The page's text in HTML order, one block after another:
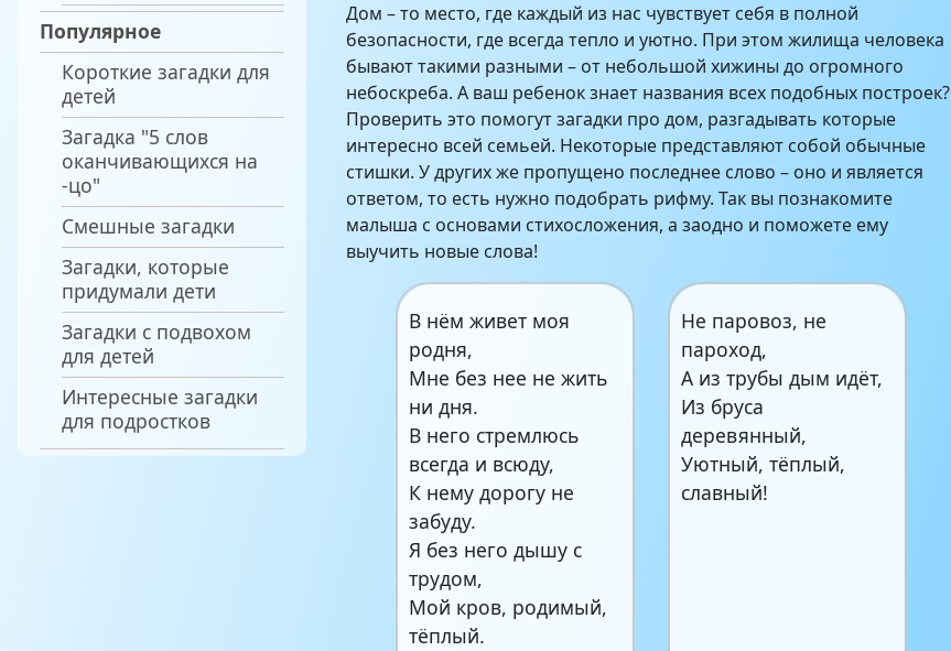
Популярное
Короткие загадки для
детей
Загадка "5 слов
оканчивающихся на
-цо"
Смешные загадки
Загадки, которые
придумали дети
Загадки с подвохом
для детей
Интересные загадки
для подростков
Дом – то место, где каждый из нас чувствует себя в полной
безопасности, где всегда тепло и уютно. При этом жилища человека
бывают такими разными – от небольшой хижины до огромного
небоскреба. А ваш ребенок знает названия всех подобных построек?
Проверить это помогут загадки про дом, разгадывать которые
интересно всей семьей. Некоторые представляют собой обычные
стишки. У других же пропущено последнее слово – оно и является
ответом, то есть нужно подобрать рифму. Так вы познакомите
малыша с основами стихосложения, а заодно и поможете ему
выучить новые слова!
В нём живет моя
родня,
Мне без нее не жить
ни дня.
В него стремлюсь
всегда и всюду,
К нему дорогу не
забуду.
Я без него дышу с
трудом,
Мой кров, родимый,
тёплый.
Не паровоз, не
пароход,
А из трубы дым идёт,
Из бруса
деревянный,
Уютный, тёплый,
славный!